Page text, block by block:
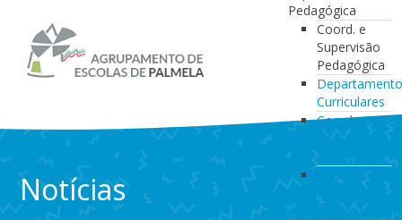
Pedagógica
Coord. e
Supervisão
Pedagógica
Curriculares
Coordenação
da Direção
de Turma
Coordenação
de
Notícias